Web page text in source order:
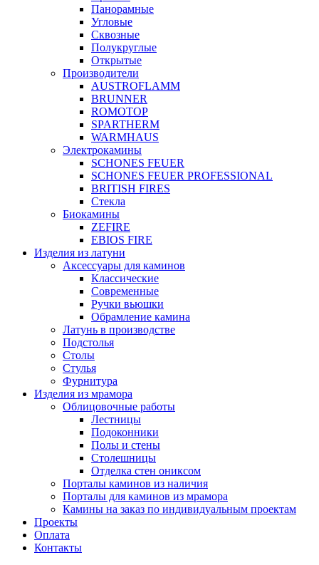
Панорамные
Угловые
Сквозные
Полукруглые
Открытые
Производители
AUSTROFLAMM
BRUNNER
ROMOTOP
SPARTHERM
WARMHAUS
Электрокамины
SCHONES FEUER
SCHONES FEUER PROFESSIONAL
BRITISH FIRES
Стекла
Биокамины
ZEFIRE
EBIOS FIRE
Изделия из латуни
Аксессуары для каминов
Классические
Современные
Ручки вьюшки
Обрамление камина
Латунь в производстве
Подстолья
Столы
Стулья
Фурнитура
Изделия из мрамора
Облицовочные работы
Лестницы
Подоконники
Полы и стены
Столешницы
Отделка стен ониксом
Порталы каминов из наличия
Порталы для каминов из мрамора
Камины на заказ по индивидуальным проектам
Проекты
Оплата
Контакты